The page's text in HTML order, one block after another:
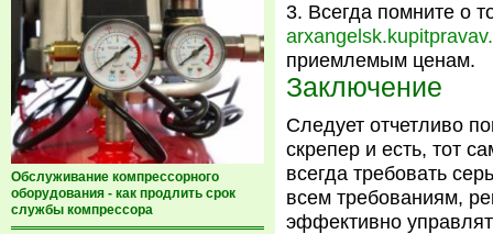
Обслуживание компрессорного
оборудования - как продлить срок
службы компрессора
Всегда помните о
приемлемым ценам.
Заключение
Следует отчетливо
скрепер и есть, тот
всегда требовать
всем требованиям,
эффективно